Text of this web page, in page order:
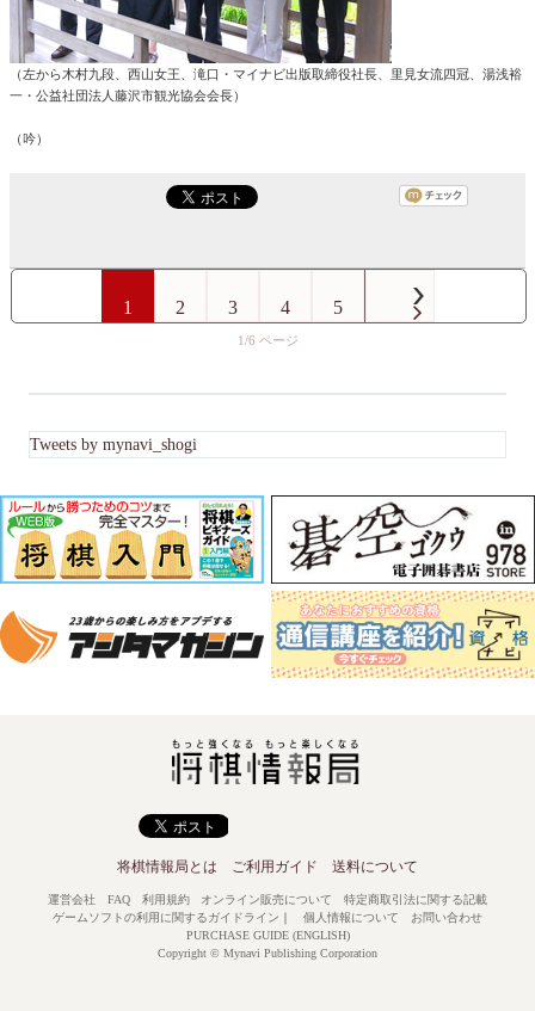
（左から木村九段、西山女王、滝口・マイナビ出版取締役社長、里見女流四冠、湯浅裕
一・公益社団法人藤沢市観光協会会長）
（吟）
1/6
1 2 3 4 5
Tweets by mynavi_shogi
将棋情報局とは ご利用ガイド 送料について
運営会社 FAQ 利用規約 オンライン販売について
特定商取引法に関する記載
ゲームソフトの利用に関するガイドライン ｜ 個人情報について
お問い合わせ
PURCHASE GUIDE (ENGLISH)
Copyright © Mynavi Publishing Corporation